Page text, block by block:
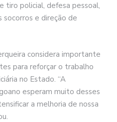
tiro policial, defesa pessoal,
socorros e direção de
considera importante
para reforçar o trabalho
no Estado. “A
esperam muito desses
a melhoria de nossa